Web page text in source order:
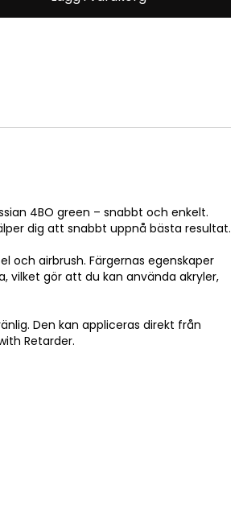
4BO green – snabbt och enkelt.
dig att snabbt uppnå bästa resultat.
airbrush. Färgernas egenskaper
vilket gör att du kan använda akryler,
Den kan appliceras direkt från
Retarder.